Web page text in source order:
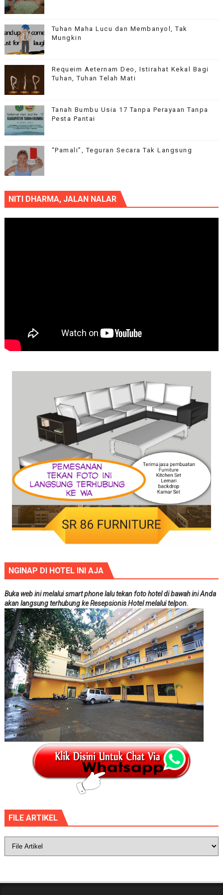
Tuhan Maha Lucu dan Membanyol, Tak
Mungkin
Requeim Aeternam Deo, Istirahat Kekal Bagi
Tuhan, Tuhan Telah Mati
Tanah Bumbu Usia 17 Tanpa Perayaan Tanpa
Pesta Pantai
“Pamali”, Teguran Secara Tak Langsung
NITI DHARMA, JALAN NALAR
NGINAP DI HOTEL INI AJA
Buka web ini melalui smart phone lalu tekan foto hotel di bawah ini Anda
akan langsung terhubung ke Resepsionis Hotel melalui telpon.
FILE ARTIKEL